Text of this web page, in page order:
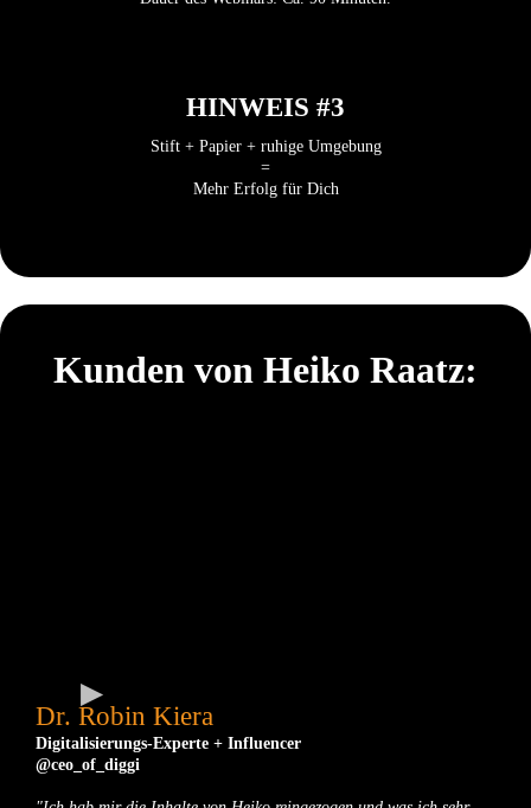
HINWEIS #3
Stift + Papier + ruhige Umgebung
=
Mehr Erfolg für Dich
Kunden von Heiko Raatz:
Dr. Robin Kiera
Digitalisierungs-Experte + Influencer
@ceo_of_diggi